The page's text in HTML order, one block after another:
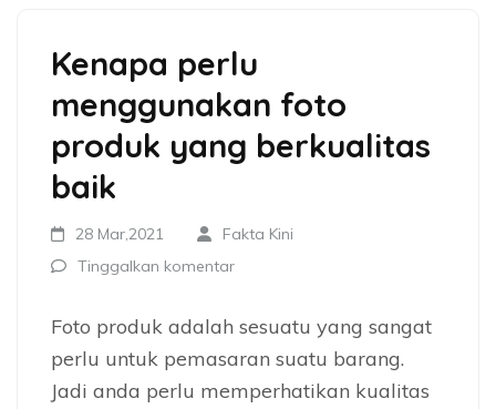
Kenapa perlu
menggunakan foto
produk yang berkualitas
baik
28 Mar,2021
Fakta Kini
Tinggalkan komentar
Foto produk adalah sesuatu yang sangat
perlu untuk pemasaran suatu barang.
Jadi anda perlu memperhatikan kualitas